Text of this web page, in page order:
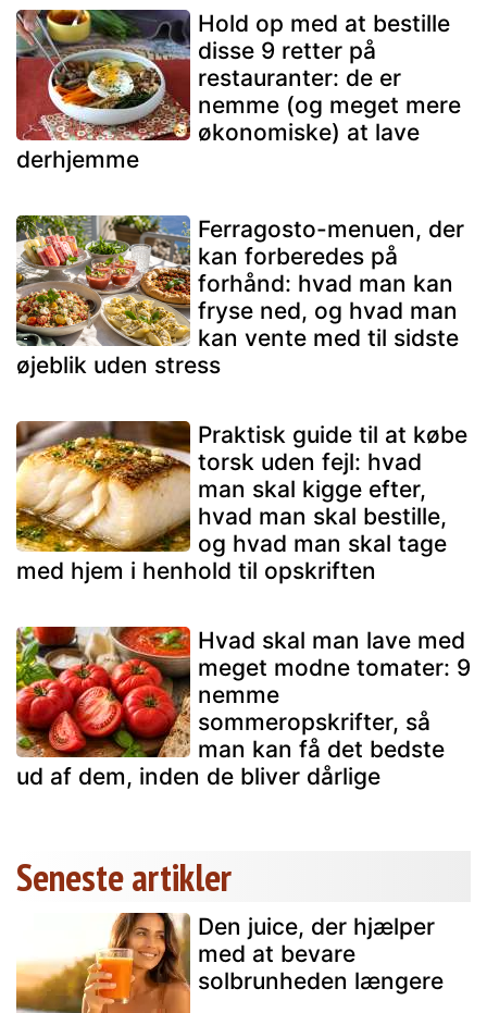
Hold op med at bestille
disse 9 retter på
restauranter: de er
nemme (og meget mere
økonomiske) at lave
derhjemme
Ferragosto-menuen, der
kan forberedes på
forhånd: hvad man kan
fryse ned, og hvad man
kan vente med til sidste
øjeblik uden stress
Praktisk guide til at købe
torsk uden fejl: hvad
man skal kigge efter,
hvad man skal bestille,
og hvad man skal tage
med hjem i henhold til opskriften
Hvad skal man lave med
meget modne tomater: 9
nemme
sommeropskrifter, så
man kan få det bedste
ud af dem, inden de bliver dårlige
Seneste artikler
Den juice, der hjælper
med at bevare
solbrunheden længere